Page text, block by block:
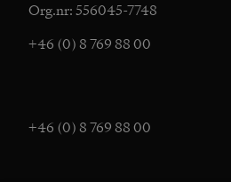
Org.nr: 556045-7748
+46 (0) 8 769 88 00
+46 (0) 8 769 88 00